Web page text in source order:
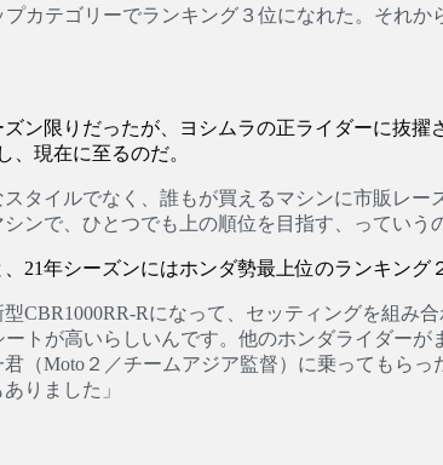
カテゴリーでランキング３位になれた。それ
ン限りだったが、ヨシムラの正ライダーに抜擢
現在に至るのだ。
タイルでなく、誰もが買えるマシンに市販レー
ンで、ひとつでも上の順位を目指す、っていう
年シーズンにはホンダ勢最上位のランキング
CBR1000RR-Rになって、セッティングを組み
トが高いらしいんです。他のホンダライダー
（Moto２／チームアジア監督）に乗ってもらっ
りました」